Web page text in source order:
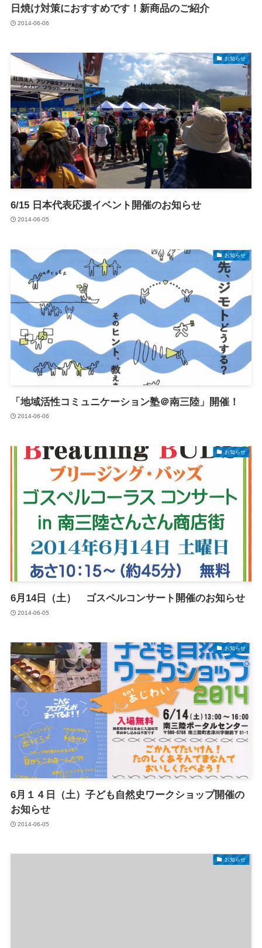
日焼け対策におすすめです！新商品のご紹介
2014-06-06
お知らせ
6/15 日本代表応援イベント開催のお知らせ
2014-06-05
お知らせ
「地域活性コミュニケーション塾＠南三陸」開催！
2014-06-06
お知らせ
6月14日（土） ゴスペルコンサート開催のお知らせ
2014-06-05
お知らせ
6月１４日（土）子ども自然史ワークショップ開催の
お知らせ
2014-06-05
お知らせ